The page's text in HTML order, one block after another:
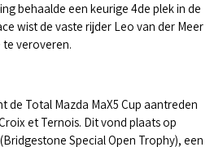
behaalde een keurige 4de plek in de
wist de vaste rijder Leo van der Meer
te veroveren.
de Total Mazda MaX5 Cup aantreden
et Ternois. Dit vond plaats op
Special Open Trophy), een